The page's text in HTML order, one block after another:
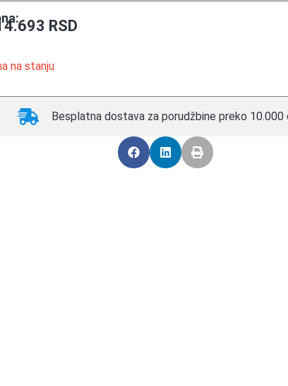
RSD
na stanju
Besplatna dostava za porudžbine preko 10.000